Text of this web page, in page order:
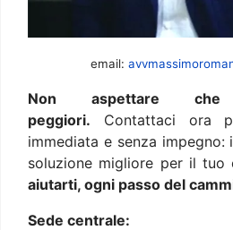
email:
Non aspettare
peggiori. Contattaci ora
immediata e senza impegno:
soluzione migliore per il tuo
aiutarti, ogni passo del
Sede centrale: